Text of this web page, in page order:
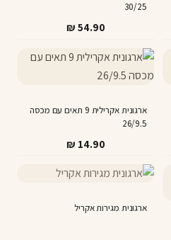
30/25
₪ 54.90
ארגונית אקרילית 9 תאים עם מכסה
26/9.5
₪ 14.90
ארגונית מגירות אקריל